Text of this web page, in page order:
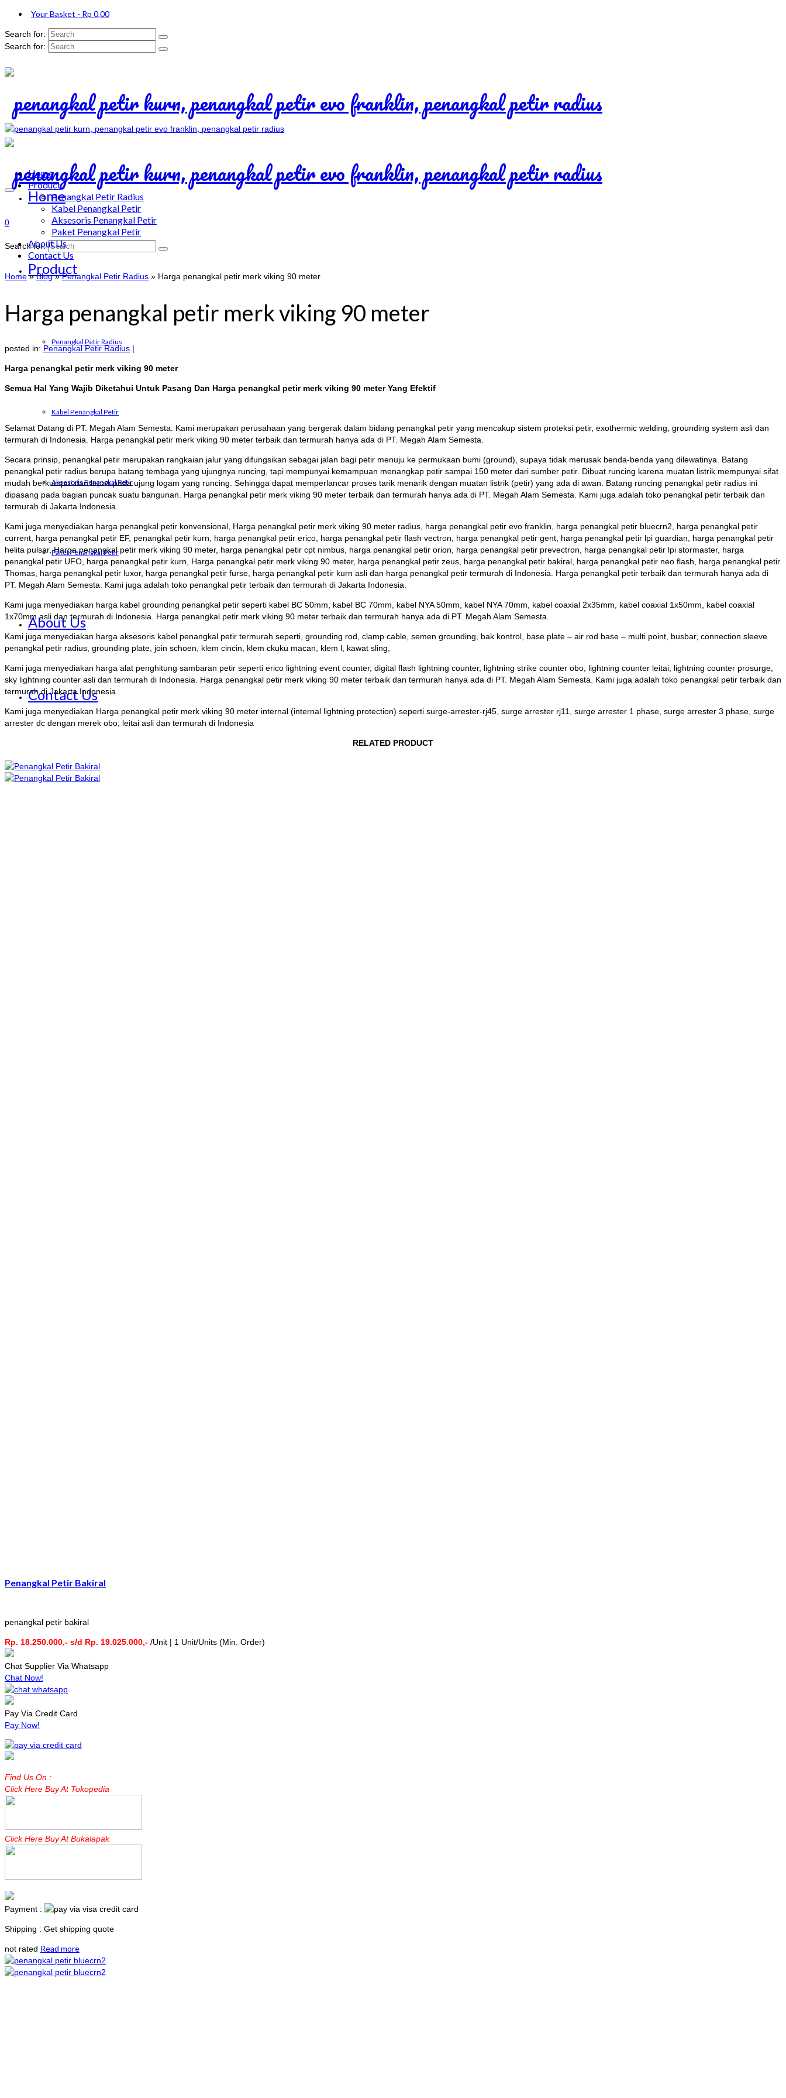
Your Basket - Rp 0,00
Search for:
Search for:
Home
Product
Penangkal Petir Radius
Kabel Penangkal Petir
Aksesoris Penangkal Petir
Paket Penangkal Petir
About Us
Contact Us
0
Search for:
Home
Product
Penangkal Petir Radius
Kabel Penangkal Petir
Aksesoris Penangkal Petir
Paket Penangkal Petir
About Us
Contact Us
Home » Blog»Penangkal Petir Radius » Harga penangkal petir merk viking 90 meter
Harga penangkal petir merk viking 90 meter
posted in: Penangkal Petir Radius |
Harga penangkal petir merk viking 90 meter
Semua Hal Yang Wajib Diketahui Untuk Pasang Dan Harga penangkal petir merk viking 90 meter Yang Efektif
Selamat Datang di PT. Megah Alam Semesta. Kami merupakan perusahaan yang bergerak dalam bidang penangkal petir yang mencakup sistem proteksi petir, exothermic welding, grounding system asli dan
termurah di Indonesia. Harga penangkal petir merk viking 90 meter terbaik dan termurah hanya ada di PT. Megah Alam Semesta.
Secara prinsip, penangkal petir merupakan rangkaian jalur yang difungsikan sebagai jalan bagi petir menuju ke permukaan bumi (ground), supaya tidak merusak benda-benda yang dilewatinya. Batang
penangkal petir radius berupa batang tembaga yang ujungnya runcing, tapi mempunyai kemampuan menangkap petir sampai 150 meter dari sumber petir. Dibuat runcing karena muatan listrik mempunyai sifat
mudah berkumpul dan lepas pada ujung logam yang runcing. Sehingga dapat memperlancar proses tarik menarik dengan muatan listrik (petir) yang ada di awan. Batang runcing penangkal petir radius ini
dipasang pada bagian puncak suatu bangunan. Harga penangkal petir merk viking 90 meter terbaik dan termurah hanya ada di PT. Megah Alam Semesta. Kami juga adalah toko penangkal petir terbaik dan
termurah di Jakarta Indonesia.
Kami juga menyediakan harga penangkal petir konvensional, Harga penangkal petir merk viking 90 meter radius, harga penangkal petir evo franklin, harga penangkal petir bluecrn2, harga penangkal petir
current, harga penangkal petir EF, penangkal petir kurn, harga penangkal petir erico, harga penangkal petir flash vectron, harga penangkal petir gent, harga penangkal petir lpi guardian, harga penangkal petir
helita pulsar, Harga penangkal petir merk viking 90 meter, harga penangkal petir cpt nimbus, harga penangkal petir orion, harga penangkal petir prevectron, harga penangkal petir lpi stormaster, harga
penangkal petir UFO, harga penangkal petir kurn, Harga penangkal petir merk viking 90 meter, harga penangkal petir zeus, harga penangkal petir bakiral, harga penangkal petir neo flash, harga penangkal petir
Thomas, harga penangkal petir luxor, harga penangkal petir furse, harga penangkal petir kurn asli dan harga penangkal petir termurah di Indonesia. Harga penangkal petir terbaik dan termurah hanya ada di
PT. Megah Alam Semesta. Kami juga adalah toko penangkal petir terbaik dan termurah di Jakarta Indonesia.
Kami juga menyediakan harga kabel grounding penangkal petir seperti kabel BC 50mm, kabel BC 70mm, kabel NYA 50mm, kabel NYA 70mm, kabel coaxial 2x35mm, kabel coaxial 1x50mm, kabel coaxial
1x70mm asli dan termurah di Indonesia. Harga penangkal petir merk viking 90 meter terbaik dan termurah hanya ada di PT. Megah Alam Semesta.
Kami juga menyediakan harga aksesoris kabel penangkal petir termurah seperti, grounding rod, clamp cable, semen grounding, bak kontrol, base plate – air rod base – multi point, busbar, connection sleeve
penangkal petir radius, grounding plate, join schoen, klem cincin, klem ckuku macan, klem l, kawat sling,
Kami juga menyediakan harga alat penghitung sambaran petir seperti erico lightning event counter, digital flash lightning counter, lightning strike counter obo, lightning counter leitai, lightning counter prosurge,
sky lightning counter asli dan termurah di Indonesia. Harga penangkal petir merk viking 90 meter terbaik dan termurah hanya ada di PT. Megah Alam Semesta. Kami juga adalah toko penangkal petir terbaik dan
termurah di Jakarta Indonesia.
Kami juga menyediakan Harga penangkal petir merk viking 90 meter internal (internal lightning protection) seperti surge-arrester-rj45, surge arrester rj11, surge arrester 1 phase, surge arrester 3 phase, surge
arrester dc dengan merek obo, leitai asli dan termurah di Indonesia
RELATED PRODUCT
Penangkal Petir Bakiral
penangkal petir bakiral
Rp. 18.250.000,- s/d Rp. 19.025.000,- /Unit | 1 Unit/Units (Min. Order)
Chat Supplier Via Whatsapp
Chat Now!
Pay Via Credit Card
Pay Now!
Find Us On :
Click Here Buy At Tokopedia
Click Here Buy At Bukalapak
Payment :
Shipping : Get shipping quote
not rated Read more